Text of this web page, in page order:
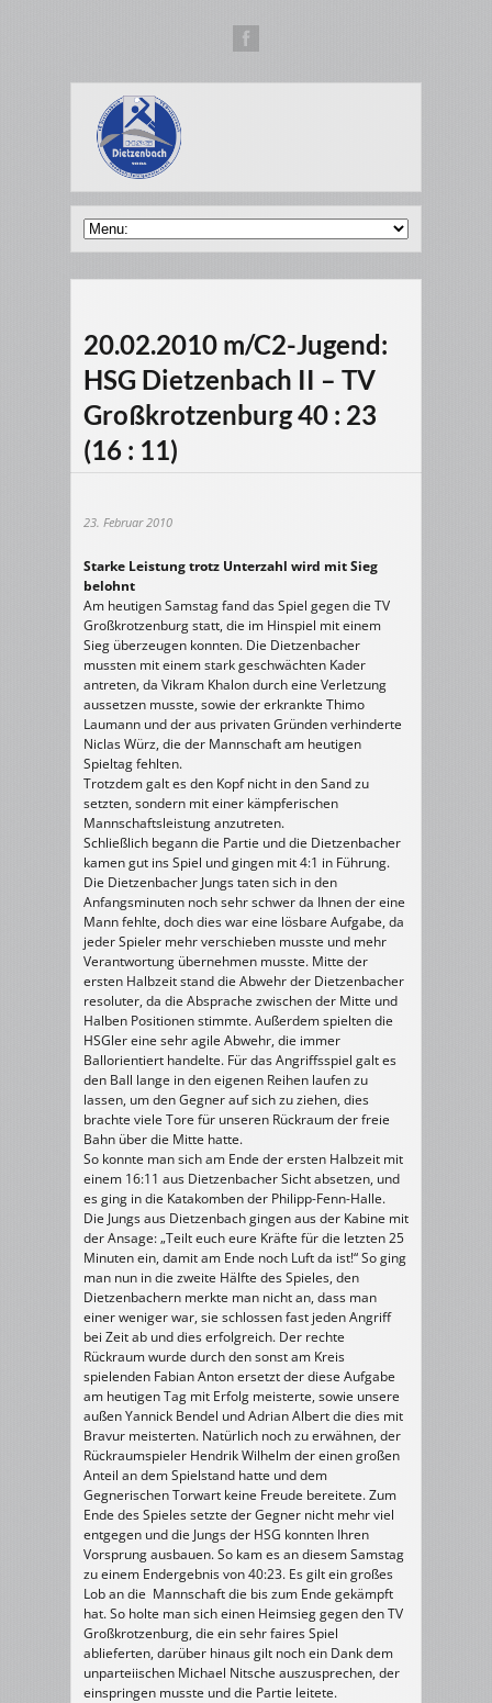
20.02.2010 m/C2-Jugend:
HSG Dietzenbach II – TV
Großkrotzenburg 40 : 23
(16 : 11)
23. Februar 2010
Starke Leistung trotz Unterzahl wird mit Sieg
belohnt
Am heutigen Samstag fand das Spiel gegen die TV
Großkrotzenburg statt, die im Hinspiel mit einem
Sieg überzeugen konnten. Die Dietzenbacher
mussten mit einem stark geschwächten Kader
antreten, da Vikram Khalon durch eine Verletzung
aussetzen musste, sowie der erkrankte Thimo
Laumann und der aus privaten Gründen verhinderte
Niclas Würz, die der Mannschaft am heutigen
Spieltag fehlten.
Trotzdem galt es den Kopf nicht in den Sand zu
setzten, sondern mit einer kämpferischen
Mannschaftsleistung anzutreten.
Schließlich begann die Partie und die Dietzenbacher
kamen gut ins Spiel und gingen mit 4:1 in Führung.
Die Dietzenbacher Jungs taten sich in den
Anfangsminuten noch sehr schwer da Ihnen der eine
Mann fehlte, doch dies war eine lösbare Aufgabe, da
jeder Spieler mehr verschieben musste und mehr
Verantwortung übernehmen musste. Mitte der
ersten Halbzeit stand die Abwehr der Dietzenbacher
resoluter, da die Absprache zwischen der Mitte und
Halben Positionen stimmte. Außerdem spielten die
HSGler eine sehr agile Abwehr, die immer
Ballorientiert handelte. Für das Angriffsspiel galt es
den Ball lange in den eigenen Reihen laufen zu
lassen, um den Gegner auf sich zu ziehen, dies
brachte viele Tore für unseren Rückraum der freie
Bahn über die Mitte hatte.
So konnte man sich am Ende der ersten Halbzeit mit
einem 16:11 aus Dietzenbacher Sicht absetzen, und
es ging in die Katakomben der Philipp-Fenn-Halle.
Die Jungs aus Dietzenbach gingen aus der Kabine mit
der Ansage: „Teilt euch eure Kräfte für die letzten 25
Minuten ein, damit am Ende noch Luft da ist!“ So ging
man nun in die zweite Hälfte des Spieles, den
Dietzenbachern merkte man nicht an, dass man
einer weniger war, sie schlossen fast jeden Angriff
bei Zeit ab und dies erfolgreich. Der rechte
Rückraum wurde durch den sonst am Kreis
spielenden Fabian Anton ersetzt der diese Aufgabe
am heutigen Tag mit Erfolg meisterte, sowie unsere
außen Yannick Bendel und Adrian Albert die dies mit
Bravur meisterten. Natürlich noch zu erwähnen, der
Rückraumspieler Hendrik Wilhelm der einen großen
Anteil an dem Spielstand hatte und dem
Gegnerischen Torwart keine Freude bereitete. Zum
Ende des Spieles setzte der Gegner nicht mehr viel
entgegen und die Jungs der HSG konnten Ihren
Vorsprung ausbauen. So kam es an diesem Samstag
zu einem Endergebnis von 40:23. Es gilt ein großes
Lob an die Mannschaft die bis zum Ende gekämpft
hat. So holte man sich einen Heimsieg gegen den TV
Großkrotzenburg, die ein sehr faires Spiel
ablieferten, darüber hinaus gilt noch ein Dank dem
unparteiischen Michael Nitsche auszusprechen, der
einspringen musste und die Partie leitete.